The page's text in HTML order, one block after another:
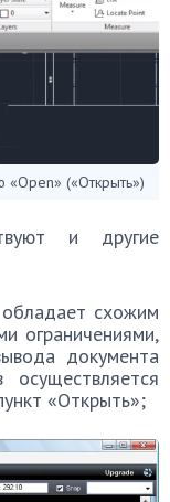
(«Открыть»)
и другие
схожим
ограничениями,
документа
«Открыть»;